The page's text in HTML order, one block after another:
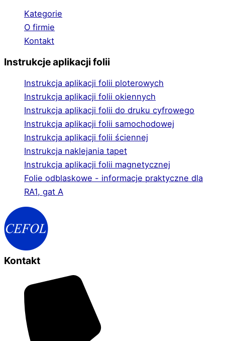
Kategorie
O firmie
Kontakt
Instrukcje aplikacji folii
Instrukcja aplikacji folii ploterowych
Instrukcja aplikacji folii okiennych
Instrukcja aplikacji folii do druku cyfrowego
Instrukcja aplikacji folii samochodowej
Instrukcja aplikacji folii ściennej
Instrukcja naklejania tapet
Instrukcja aplikacji folii magnetycznej
Folie odblaskowe - informacje praktyczne dla
RA1, gat A
Kontakt